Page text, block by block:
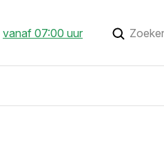
vanaf 07:00 uur